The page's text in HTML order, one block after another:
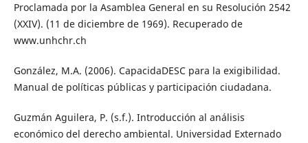
Proclamada por la Asamblea General en su Resolución 2542
(XXIV). (11 de diciembre de 1969). Recuperado de
www.unhchr.ch
González, M.A. (2006). CapacidaDESC para la exigibilidad.
Manual de políticas públicas y participación ciudadana.
Guzmán Aguilera, P. (s.f.). Introducción al análisis
económico del derecho ambiental. Universidad Externado